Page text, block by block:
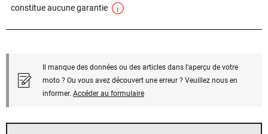
constitue aucune garantie
Il manque des données ou des articles dans l'aperçu de votre
moto ? Ou vous avez découvert une erreur ? Veuillez nous en
informer. Accéder au formulaire